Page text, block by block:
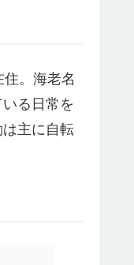
。海老名
る日常を
主に自転